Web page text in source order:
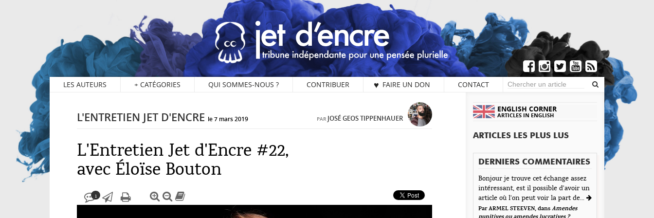
LES AUTEURS + CATÉGORIES QUI SOMMES-NOUS ? CONTRIBUER ♥ FAIRE UN DON CONTACT
L'ENTRETIEN JET D'ENCRE le 7 mars 2019 PAR JOSÉ GEOS TIPPENHAUER
L'Entretien Jet d'Encre #22,
Avec Éloïse Bouton
1
1 COMMENTAIRES
Laisser une réponse
champs obligatoires sont indiqués avec *
Jet d'Encre vous prie d'inscrire vos commentaires dans
un esprit de dialogue et les limites du respect de
Cousineau
Envoyé le 9 mars 2019
Article très intéressant. Il rappelle combien il est
important d’aller au delà des apparences et des idées
préconçues. Il rappelle avec brio que la société toute
entière doit repenser son approche culturelle du
ENGLISH CORNER
ARTICLES IN ENGLISH
ARTICLES LES PLUS LUS
DERNIERS COMMENTAIRES
Bonjour je trouve cet échange assez
intéressant, est il possible d'avoir un
article où l'on peut voir la part de...
Par ARMEL STEEVEN, dans Amendes